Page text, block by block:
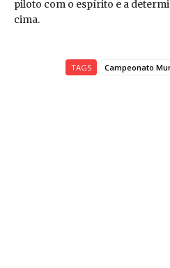
piloto com o espírito e a
cima.
TAGS Campeonato